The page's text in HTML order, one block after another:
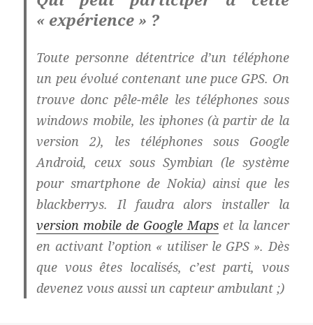
« expérience » ?
Toute personne détentrice d’un téléphone
un peu évolué contenant une puce GPS. On
trouve donc pêle-mêle les téléphones sous
windows mobile, les iphones (à partir de la
version 2), les téléphones sous Google
Android, ceux sous Symbian (le système
pour smartphone de Nokia) ainsi que les
blackberrys. Il faudra alors installer la
version mobile de Google Mapset la lancer
en activant l’option « utiliser le GPS ». Dès
que vous êtes localisés, c’est parti, vous
devenez vous aussi un capteur ambulant ;)